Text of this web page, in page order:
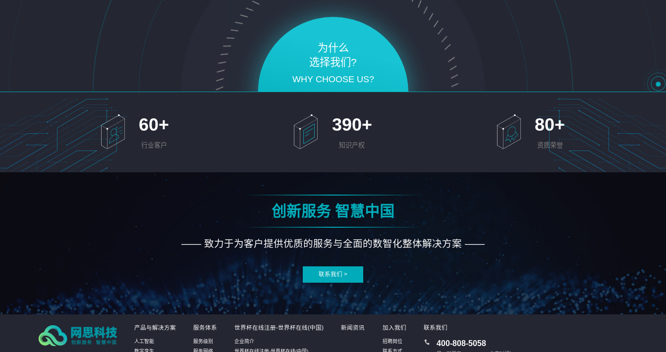
为什么
选择我们?
WHY CHOOSE US?
60+
行业客户
390+
知识产权
80+
资质荣誉
创新服务 智慧中国
—— 致力于为客户提供优质的服务与全面的数智化整体解决方案 ——
联系我们 >
产品与解决方案
人工智能
服务体系
服务级别
世界杯在线注册-世界杯在线(中国)
企业简介
新闻资讯 加入我们
招聘岗位
联系我们
400-808-5058